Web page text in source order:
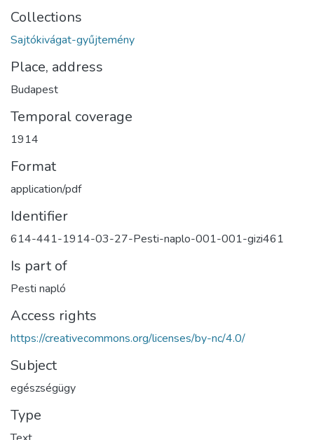
Collections
Sajtókivágat-gyűjtemény
Place, address
Budapest
Temporal coverage
1914
Format
application/pdf
Identifier
614-441-1914-03-27-Pesti-naplo-001-001-gizi461
Is part of
Pesti napló
Access rights
https://creativecommons.org/licenses/by-nc/4.0/
Subject
egészségügy
Type